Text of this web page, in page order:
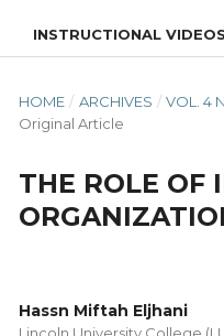
INSTRUCTIONAL VIDEOS
HOME / ARCHIVES / VOL. 4
Original Article
THE ROLE OF
Hassn Miftah Eljhani